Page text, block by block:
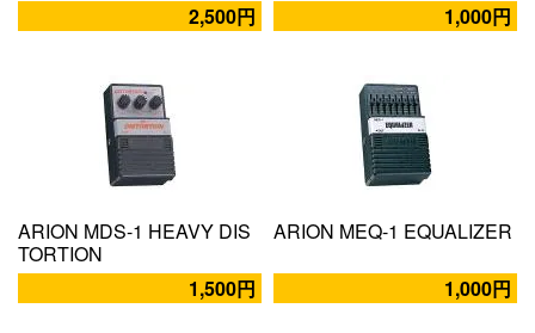
2,500円
1,000円
ARION MDS-1 HEAVY DIS
TORTION
1,500円
ARION MEQ-1 EQUALIZER
1,000円